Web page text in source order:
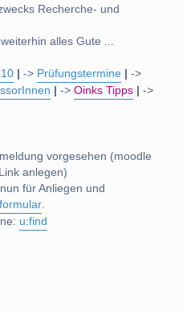
Recherche- und
alles Gute ...
-> Prüfungstermine
->
->Oinks Tipps
->
vorgesehen (moodle
anlegen)
für Anliegen und
.
u:find